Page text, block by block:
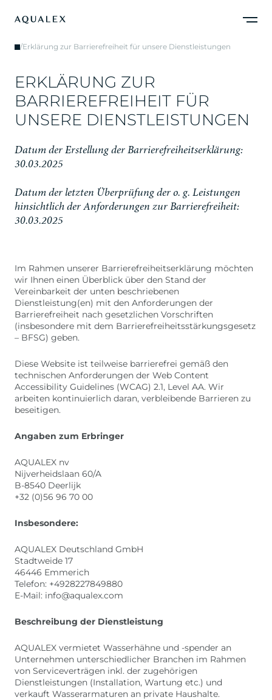
/Erklärung zur Barrierefreiheit für unsere Dienstleistungen
ERKLÄRUNG ZUR
BARRIEREFREIHEIT FÜR
UNSERE DIENSTLEISTUNGEN
Datum der Erstellung der Barrierefreiheitserklärung:
30.03.2025
Datum der letzten Überprüfung der o. g. Leistungen
hinsichtlich der Anforderungen zur Barrierefreiheit:
30.03.2025
Im Rahmen unserer Barrierefreiheitserklärung möchten
wir Ihnen einen Überblick über den Stand der
Vereinbarkeit der unten beschriebenen
Dienstleistung(en) mit den Anforderungen der
Barrierefreiheit nach gesetzlichen Vorschriften
(insbesondere mit dem Barrierefreiheitsstärkungsgesetz
– BFSG) geben.
Diese Website ist teilweise barrierefrei gemäß den
technischen Anforderungen der Web Content
Accessibility Guidelines (WCAG) 2.1, Level AA. Wir
arbeiten kontinuierlich daran, verbleibende Barrieren zu
beseitigen.
Angaben zum Erbringer
AQUALEX nv
Nijverheidslaan 60/A
B-8540 Deerlijk
+32 (0)56 96 70 00
Insbesondere:
AQUALEX Deutschland GmbH
Stadtweide 17
46446 Emmerich
Telefon: +4928227849880
E-Mail: info@aqualex.com
Beschreibung der Dienstleistung
AQUALEX vermietet Wasserhähne und -spender an
Unternehmen unterschiedlicher Branchen im Rahmen
von Serviceverträgen inkl. der zugehörigen
Dienstleistungen (Installation, Wartung etc.) und
verkauft Wasserarmaturen an private Haushalte.